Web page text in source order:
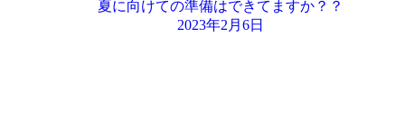
夏に向けての準備はできてますか？？
2023年2月6日